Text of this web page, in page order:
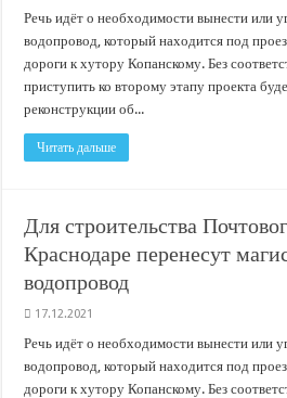
Речь идёт о необходимости вынести или
водопровод, который находится под
дороги к хутору Копанскому. Без
приступить ко второму этапу проекта
реконструкции об...
Читать дальше
Для строительства
Краснодаре перенесут
водопровод
17.12.2021
Речь идёт о необходимости вынести или
водопровод, который находится под
дороги к хутору Копанскому. Без